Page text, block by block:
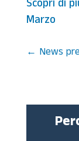
Scopri di
Marzo
← News